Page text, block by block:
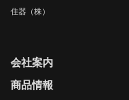
住器（株）
会社案内
商品情報